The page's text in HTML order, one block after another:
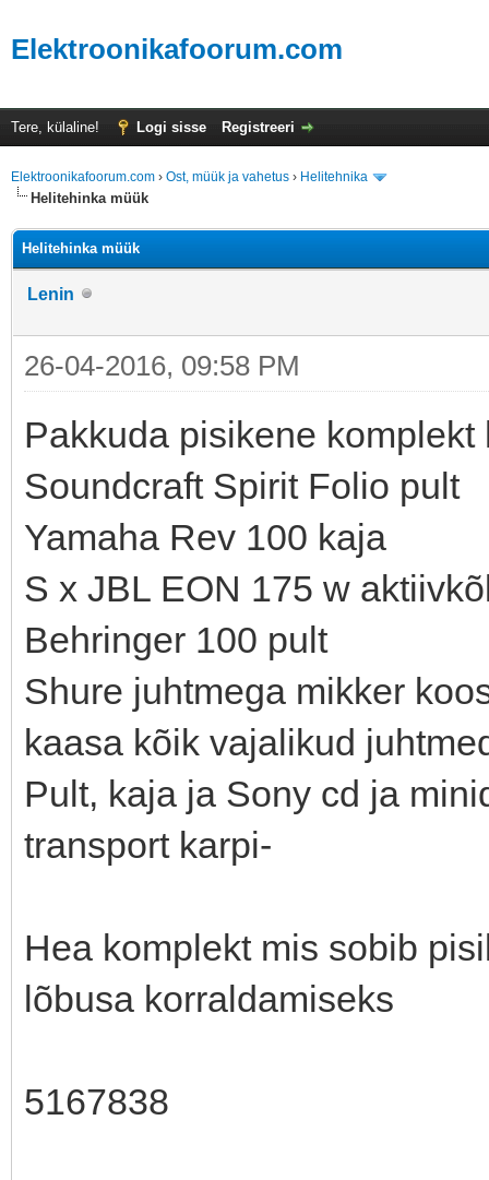
Elektroonikafoorum.com
Tere, külaline! Logi sisse Registreeri
Elektroonikafoorum.com › Ost, müük ja vahetus › Helitehnika
Helitehinka müük
Helitehinka müük
Lenin
26-04-2016, 09:58 PM
Pakkuda pisikene komplekt
Soundcraft Spirit Folio pult
Yamaha Rev 100 kaja
S x JBL EON 175 w
Behringer 100 pult
Shure juhtmega mikker
kaasa kõik vajalikud
Pult, kaja ja Sony cd ja
transport karpi-
Hea komplekt mis sobib
lõbusa korraldamiseks
5167838